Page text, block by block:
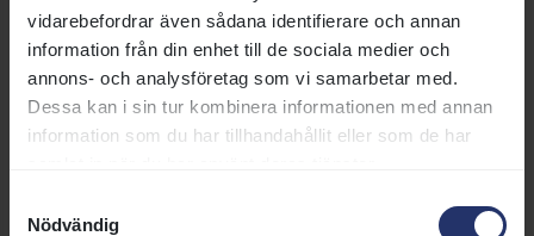
vidarebefordrar även sådana identifierare och annan
information från din enhet till de sociala medier och
annons- och analysföretag som vi samarbetar med.
Dessa kan i sin tur kombinera informationen med annan
information som du har tillhandahållit eller som de har
Nödvändig